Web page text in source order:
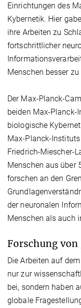
Einrichtungen des
Kybernetik. Hier
ihre Arbeiten zu
fortschrittlicher
Menschen besser zu
Der Max-Planck-
beiden Max-Planck-
biologische
Max-Planck-
Friedrich-Miescher-
Menschen aus über
forschen an den
der neuronalen
Menschen als auch
Forschung von
Die Arbeiten auf
nur zur
bei, sondern haben
globale